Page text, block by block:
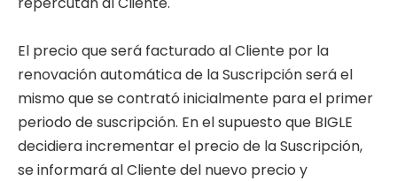
El precio que será facturado al Cliente por la
renovación automática de la Suscripción será el
mismo que se contrató inicialmente para el primer
periodo de suscripción. En el supuesto que BIGLE
decidiera incrementar el precio de la Suscripción,
se informará al Cliente del nuevo precio y